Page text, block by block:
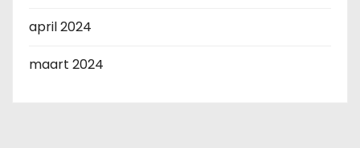
april 2024
maart 2024